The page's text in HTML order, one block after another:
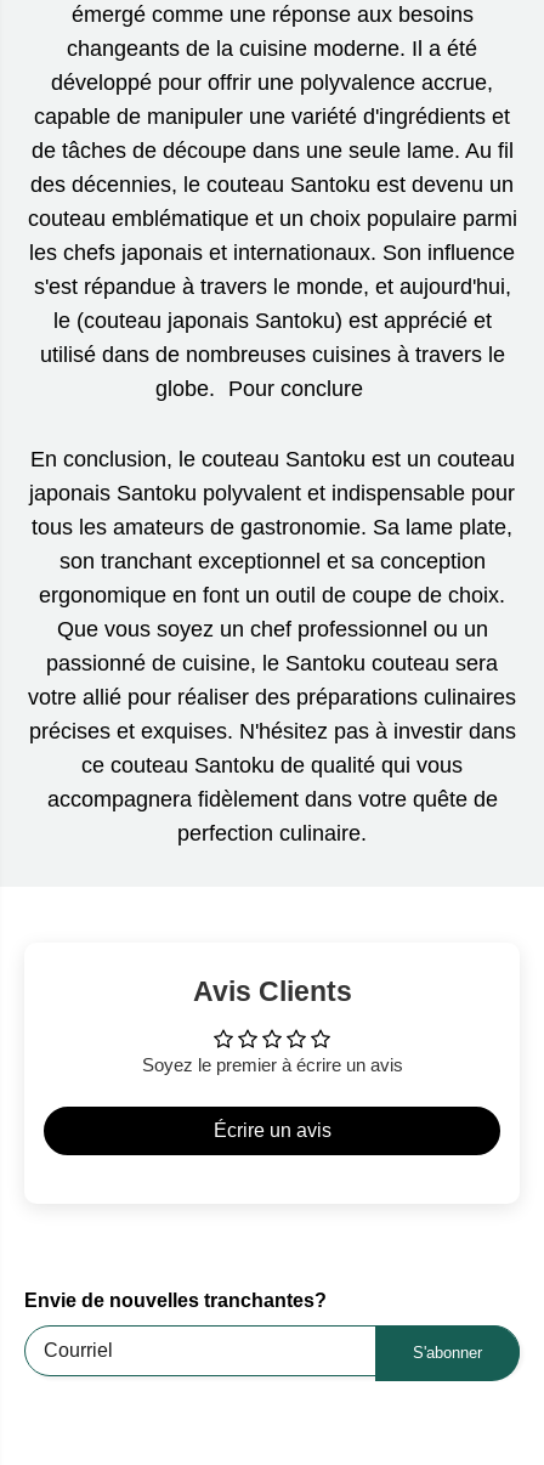
émergé comme une réponse aux besoins
changeants de la cuisine moderne. Il a été
développé pour offrir une polyvalence accrue,
capable de manipuler une variété d'ingrédients et
de tâches de découpe dans une seule lame. Au fil
des décennies, le couteau Santoku est devenu un
couteau emblématique et un choix populaire parmi
les chefs japonais et internationaux. Son influence
s'est répandue à travers le monde, et aujourd'hui,
le (couteau japonais Santoku) est apprécié et
utilisé dans de nombreuses cuisines à travers le
globe. Pour conclure
En conclusion, le couteau Santoku est un couteau
japonais Santoku polyvalent et indispensable pour
tous les amateurs de gastronomie. Sa lame plate,
son tranchant exceptionnel et sa conception
ergonomique en font un outil de coupe de choix.
Que vous soyez un chef professionnel ou un
passionné de cuisine, le Santoku couteau sera
votre allié pour réaliser des préparations culinaires
précises et exquises. N'hésitez pas à investir dans
ce couteau Santoku de qualité qui vous
accompagnera fidèlement dans votre quête de
perfection culinaire.
Avis Clients
Soyez le premier à écrire un avis
Écrire un avis
Envie de nouvelles tranchantes?
S'abonner